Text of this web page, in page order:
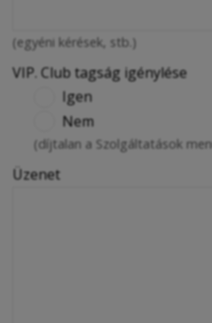
(egyéni kérések, stb.)
VIP. Club tagság igénylése
Igen
Nem
(díjtalan a Szolgáltatások
Üzenet